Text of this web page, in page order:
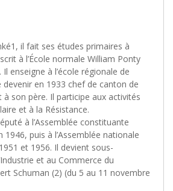
il fait ses études primaires à
à l’École normale William Ponty
Il enseigne à l’école régionale de
en 1933 chef de canton de
à son père. Il participe aux activités
et à la Résistance.
à l’Assemblée constituante
1946, puis à l’Assemblée nationale
et 1956. Il devient sous-
et au Commerce du
Schuman (2) (du 5 au 11 novembre